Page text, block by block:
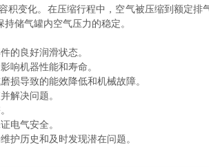
变化。在压缩行程中，空气被压缩到额定
储气罐内空气压力的稳定。
良好润滑状态。
机器性能和寿命。
导致的能效降低和机械故障。
解决问题。
电气安全。
历史和及时发现潜在问题。